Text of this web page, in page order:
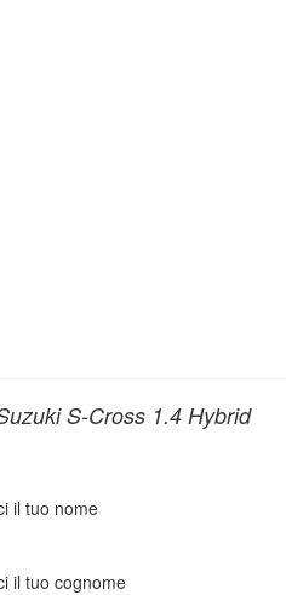
S-Cross 1.4 Hybrid
il tuo nome
il tuo cognome